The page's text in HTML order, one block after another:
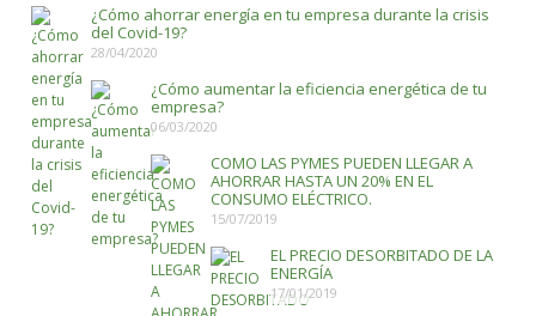
¿Cómo ahorrar energía en tu empresa durante la crisis
del Covid-19?
28/04/2020
¿Cómo aumentar la eficiencia energética de tu
empresa?
06/03/2020
COMO LAS PYMES PUEDEN LLEGAR A
AHORRAR HASTA UN 20% EN EL
CONSUMO ELÉCTRICO.
15/07/2019
EL PRECIO DESORBITADO DE LA
ENERGÍA
17/01/2019